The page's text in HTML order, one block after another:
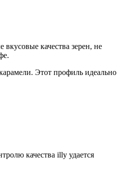
качества зерен, не
Этот профиль идеально
качества illy удается